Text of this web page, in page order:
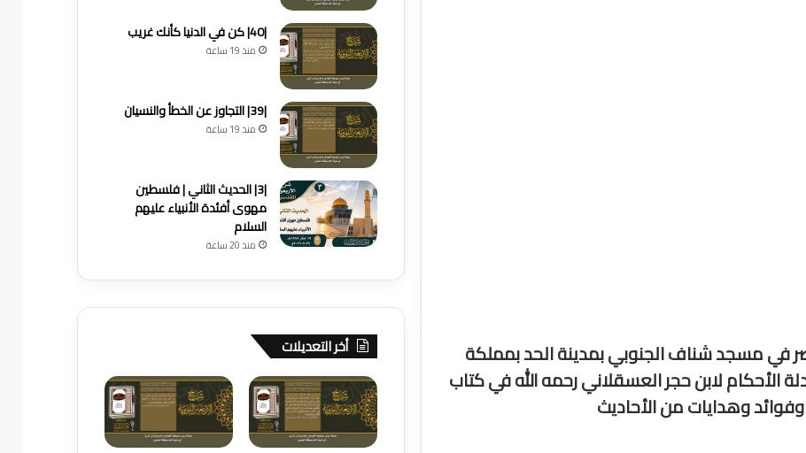
مسجد شناف الجنوبي بمدينة الحد بمملكة
الأحكام لابن حجر العسقلاني رحمه الله في كتاب
وهدايات من الأحاديث
|40| كن في الدنيا كأنك غريب
منذ 19 ساعة
|39| التجاوز عن الخطأ والنسيان
منذ 19 ساعة
|3| الحديث الثاني | فلسطين
مهوى أفئدة الأنبياء عليهم
السلام
منذ 20 ساعة
أخر التعديلات